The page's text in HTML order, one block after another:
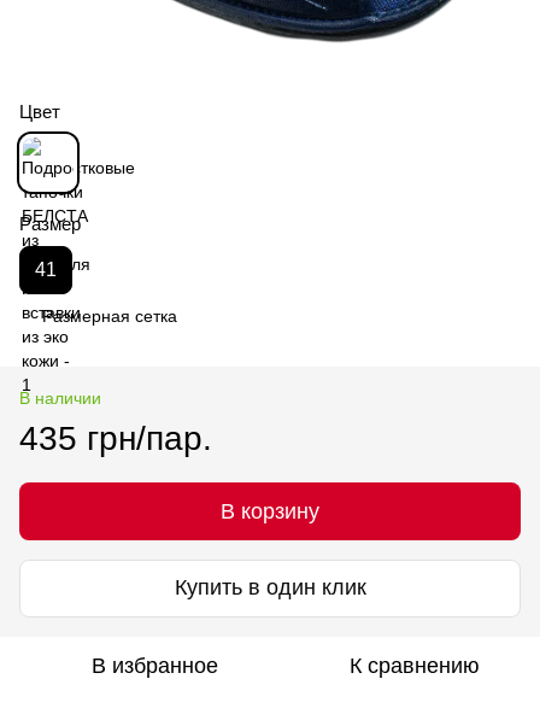
Цвет
Размер
41
Размерная сетка
В наличии
435 грн/пар.
В корзину
Купить в один клик
В избранное К сравнению